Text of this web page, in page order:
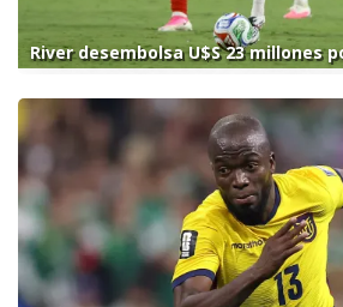
River desembolsa U$S 23 millones